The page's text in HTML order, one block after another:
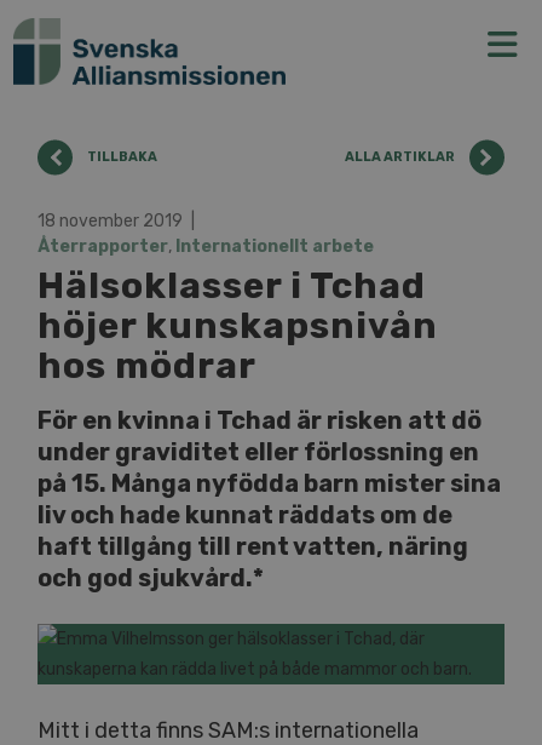
TILLBAKA ALLA ARTIKLAR
18 november 2019
Återrapporter, Internationellt arbete
Hälsoklasser i Tchad
höjer kunskapsnivån
hos mödrar
För en kvinna i Tchad är risken att dö
under graviditet eller förlossning en
på 15. Många nyfödda barn mister sina
liv och hade kunnat räddats om de
haft tillgång till rent vatten, näring
och god sjukvård.*
Mitt i detta finns SAM:s internationella